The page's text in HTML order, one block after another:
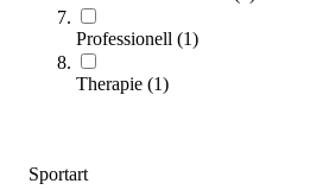
Professionell (1)
Therapie (1)
Sportart
+49 7191 9570 - 70
vertrieb@kuebler-sport.de